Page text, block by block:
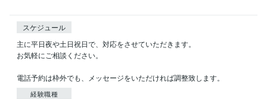
スケジュール
主に平日夜や土日祝日で、対応をさせていただきます。
お気軽にご相談ください。
電話予約は枠外でも、メッセージをいただければ調整致します。
経験職種